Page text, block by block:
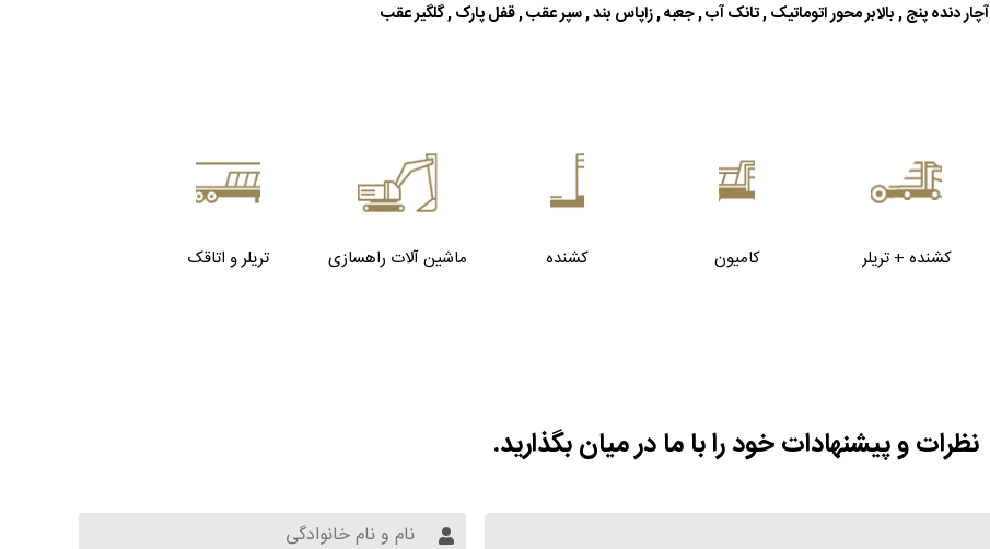
آچار دنده پنج , بالابر محور اتوماتیک , تانک آب , جعبه , زاپاس بند , سپر عقب , قفل پارک , گلگیر عقب
کشنده + تریلر کامیون کشنده ماشین آلات راهسازی تریلر و اتاقک
نظرات و پیشنهادات خود را با ما در میان بگذارید.